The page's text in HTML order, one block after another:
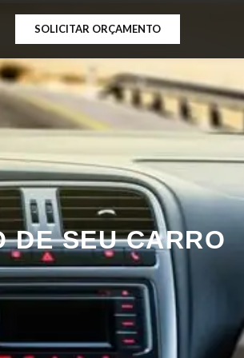
SOLICITAR ORÇAMENTO
DE SEU CARRO